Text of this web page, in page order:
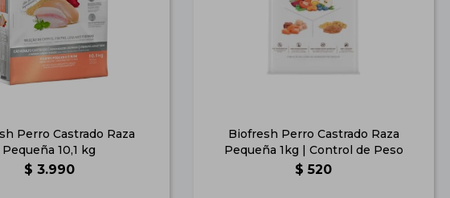
Perro Castrado Raza
Pequeña 10,1 kg
$ 3.990
Biofresh Perro Castrado Raza
Pequeña 1kg | Control de Peso
$ 520